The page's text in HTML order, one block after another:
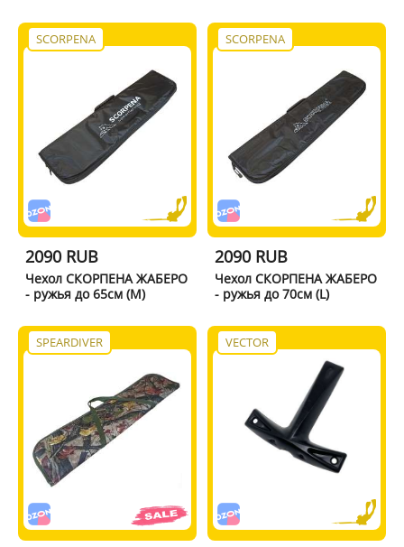
SCORPENA
2090 RUB
Чехол СКОРПЕНА ЖАБЕРО
- ружья до 65см (M)
SCORPENA
2090 RUB
Чехол СКОРПЕНА ЖАБЕРО
- ружья до 70см (L)
SPEARDIVER VECTOR